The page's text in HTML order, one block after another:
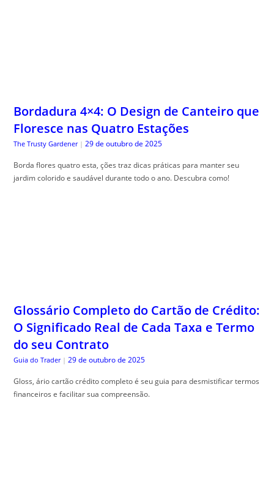
Bordadura 4×4: O Design de Canteiro que
Floresce nas Quatro Estações
The Trusty Gardener | 29 de outubro de 2025
Borda flores quatro esta, ções traz dicas práticas para manter seu
jardim colorido e saudável durante todo o ano. Descubra como!
Glossário Completo do Cartão de Crédito:
O Significado Real de Cada Taxa e Termo
do seu Contrato
Guia do Trader | 29 de outubro de 2025
Gloss, ário cartão crédito completo é seu guia para desmistificar termos
financeiros e facilitar sua compreensão.